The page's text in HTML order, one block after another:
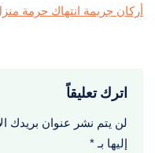
أركان جريمة انتهاك حرمة
اترك تعليقاً
لن يتم نشر عنوان بريدك
إليها بـ *